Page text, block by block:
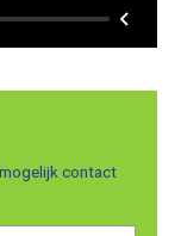
contact